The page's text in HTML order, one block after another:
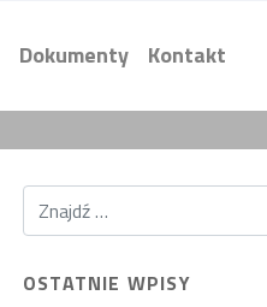
Dokumenty Kontakt
OSTATNIE WPISY